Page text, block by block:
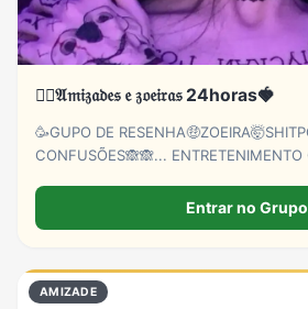
Imobiliária Investimentos e Finanças
Outros
Receitas
❤️‍🔥𝔄𝔪𝔦𝔷𝔞𝔡𝔢𝔰 𝔢 𝔷𝔬𝔢𝔦𝔯𝔞𝔰 24horas🍓
🥳GUPO DE
CONFUSÕES🙈🙈... ENTRETENIMENTO
Entrar no Grupo
AMIZADE